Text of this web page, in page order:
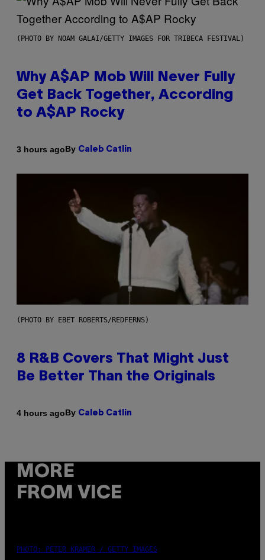
(PHOTO BY NOAM GALAI/GETTY IMAGES FOR TRIBECA FESTIVAL)
Why A$AP Mob Will Never Fully
Get Back Together, According
to A$AP Rocky
3 hours agoBy Caleb Catlin
(PHOTO BY EBET ROBERTS/REDFERNS)
8 R&B Covers That Might Just
Be Better Than the Originals
4 hours agoBy Caleb Catlin
MORE
FROM VICE
PHOTO: PETER KRAMER / GETTY IMAGES